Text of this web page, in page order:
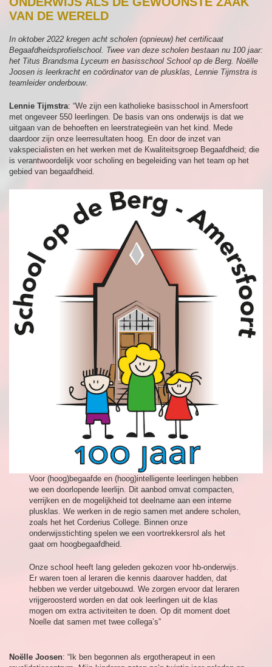
VAN DE WERELD
In oktober 2022 kregen acht scholen (opnieuw) het certificaat
Begaafdheidsprofielschool. Twee van deze scholen bestaan nu 100 jaar:
het Titus Brandsma Lyceum en basisschool School op de Berg. Noëlle
Joosen is leerkracht en coördinator van de plusklas, Lennie Tijmstra is
teamleider onderbouw.
Lennie Tijmstra: “We zijn een katholieke basisschool in Amersfoort
met ongeveer 550 leerlingen. De basis van ons onderwijs is dat we
uitgaan van de behoeften en leerstrategieën van het kind. Mede
daardoor zijn onze leerresultaten hoog. En door de inzet van
vakspecialisten en het werken met de Kwaliteitsgroep Begaafdheid; die
is verantwoordelijk voor scholing en begeleiding van het team op het
gebied van begaafdheid.
Voor (hoog)begaafde en (hoog)intelligente leerlingen hebben
we een doorlopende leerlijn. Dit aanbod omvat compacten,
verrijken en de mogelijkheid tot deelname aan een interne
plusklas. We werken in de regio samen met andere scholen,
zoals het het Corderius College. Binnen onze
onderwijsstichting spelen we een voortrekkersrol als het
gaat om hoogbegaafdheid.
Onze school heeft lang geleden gekozen voor hb-onderwijs.
Er waren toen al leraren die kennis daarover hadden, dat
hebben we verder uitgebouwd. We zorgen ervoor dat leraren
vrijgeroosterd worden en dat ook leerlingen uit de klas
mogen om extra activiteiten te doen. Op dit moment doet
Noelle dat samen met twee collega’s”
Noëlle Joosen: “Ik ben begonnen als ergotherapeut in een